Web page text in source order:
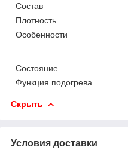
Состав
Плотность
Особенности
Состояние
Функция подогрева
Скрыть
Условия доставки